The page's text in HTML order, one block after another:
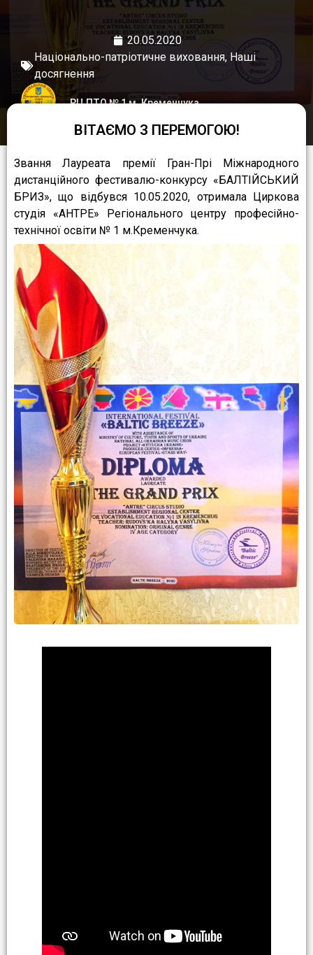
20.05.2020
Національно-патріотичне виховання, Наші
досягнення
РЦ ПТО № 1 м. Кременчука
ВІТАЄМО З ПЕРЕМОГОЮ!
Звання Лауреата премії Гран-Прі Міжнародного
дистанційного фестивалю-конкурсу «БАЛТІЙСЬКИЙ
БРИЗ», що відбувся 10.05.2020, отримала Циркова
студія «АНТРЕ» Регіонального центру професійно-
технічної освіти № 1 м.Кременчука.